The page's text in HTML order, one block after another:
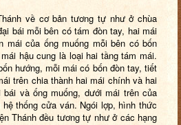
về cơ bản tương tự như ở chùa
bái mỗi bên có tám đòn tay, hai mái
mái của ống muống mỗi bên có bốn
hậu cung là loại hai tầng tám mái.
hướng, mỗi mái có bốn đòn tay, tiết
trên chia thành hai mái chính và hai
và ống muống, dưới mái trên của
thống cửa ván. Ngói lợp, hình thức
Thánh đều tương tự như ở các hạng